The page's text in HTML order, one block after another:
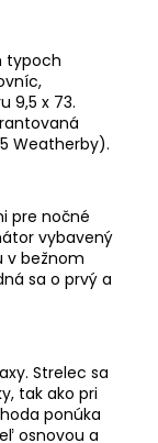
typoch
9,5 x 73.
Weatherby).
pre nočné
vybavený
v bežnom
sa o prvý a
Strelec sa
tak ako pri
ponúka
osnovou a